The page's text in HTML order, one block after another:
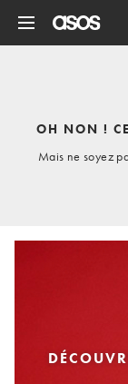
OH NON !
Mais ne soyez